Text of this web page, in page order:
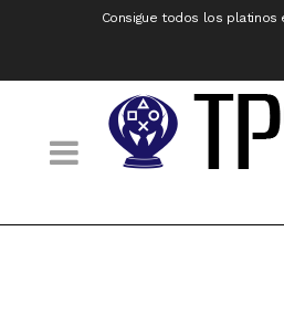
Consigue todos los platinos